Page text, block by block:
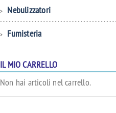
Nebulizzatori
Fumisteria
IL MIO CARRELLO
Non hai articoli nel carrello.